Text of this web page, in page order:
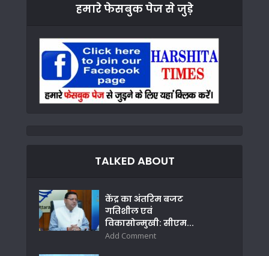
हमारे फेसबुक पेज से जुड़े
TALKED ABOUT
केंद्र का अंतरिम बजट
गतिशील एवं
विकासोन्मुखी: सीएम...
Add Comment